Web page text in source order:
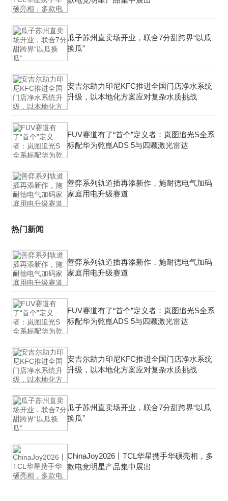
瓜子苏州直卖场开业，联合7分甜跨界“以瓜
换瓜”
安吉尔助力印尼KFC推进全国门店净水系统
升级，以本地化方案应对复杂水质挑战
FUV赛道有了“首个”定义者：岚图追光S全系
标配华为乾崑ADS 5与四颗激光雷达
善弈系列轨道插再添新作，施耐德电气加码
家庭用电升级赛道
热门新闻
善弈系列轨道插再添新作，施耐德电气加码
家庭用电升级赛道
FUV赛道有了“首个”定义者：岚图追光S全系
标配华为乾崑ADS 5与四颗激光雷达
安吉尔助力印尼KFC推进全国门店净水系统
升级，以本地化方案应对复杂水质挑战
瓜子苏州直卖场开业，联合7分甜跨界“以瓜
换瓜”
ChinaJoy2026丨TCL华星携手华硕亮相，多
款电竞明星产品集中展出